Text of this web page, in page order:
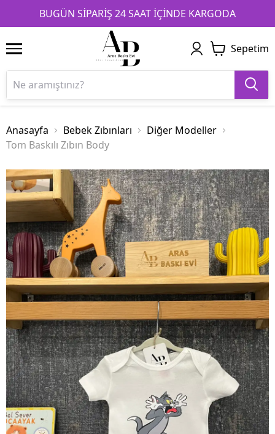
BUGÜN SİPARİŞ 24 SAAT İÇİNDE KARGODA
1 2 3
Sepetim
Anasayfa Bebek Zıbınları
Diğer Modeller
Tom Baskılı Zıbın Body